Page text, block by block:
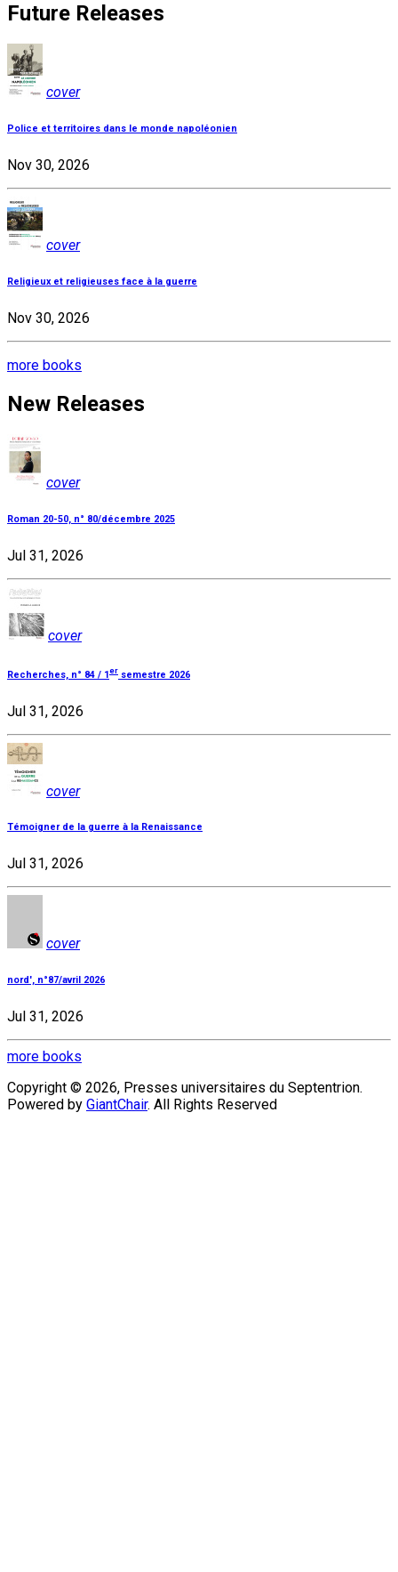
Future Releases
cover
Police et territoires dans le monde napoléonien
Nov 30, 2026
cover
Religieux et religieuses face à la guerre
Nov 30, 2026
more books
New Releases
cover
Roman 20-50, n° 80/décembre 2025
Jul 31, 2026
cover
Recherches, n° 84 / 1er semestre 2026
Jul 31, 2026
cover
Témoigner de la guerre à la Renaissance
Jul 31, 2026
cover
nord', n°87/avril 2026
Jul 31, 2026
more books
Copyright © 2026, Presses universitaires du Septentrion.
Powered by GiantChair. All Rights Reserved